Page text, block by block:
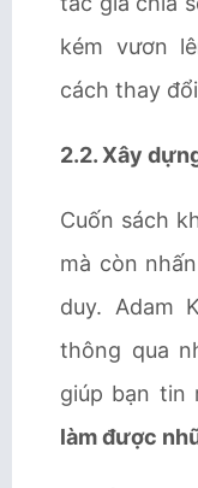
kém vươn
cách thay
2.2. Xây
Cuốn sách
mà còn
duy. Adam
thông qua
giúp bạn tin
làm được